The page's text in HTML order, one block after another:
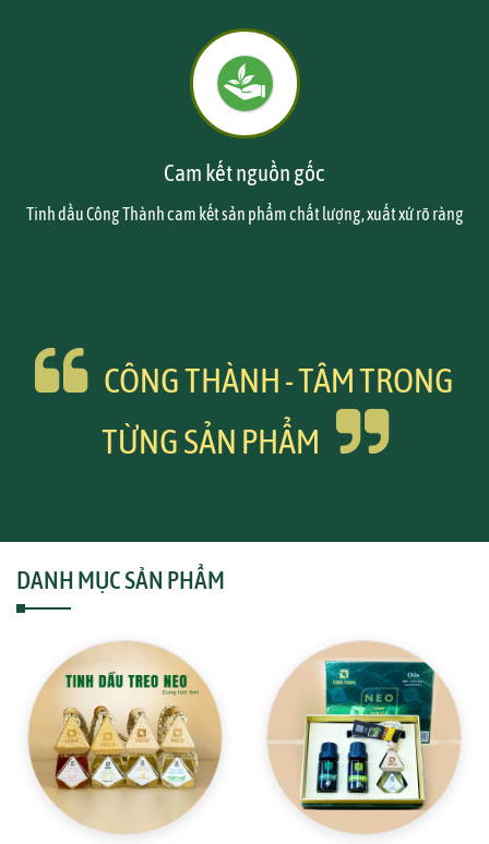
Cam kết nguồn gốc
Tinh dầu Công Thành cam kết sản phẩm chất lượng, xuất xứ rõ ràng
CÔNG THÀNH - TÂM TRONG
TỪNG SẢN PHẨM
DANH MỤC SẢN PHẨM